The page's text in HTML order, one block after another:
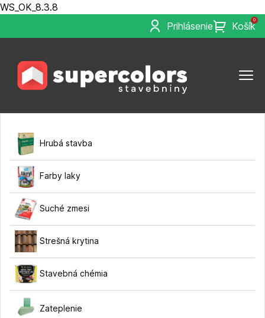
WS_OK_8.3.8
Prihlásenie
0
Košík
Hrubá stavba
Farby laky
Suché zmesi
Strešná krytina
Stavebná chémia
Zateplenie